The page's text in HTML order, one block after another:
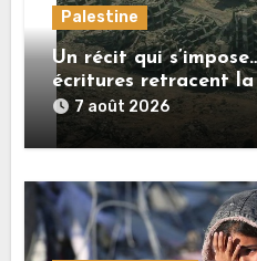
Palestine
Un récit qui
écritures retracent
sionistes à Gaza
7 août 2026